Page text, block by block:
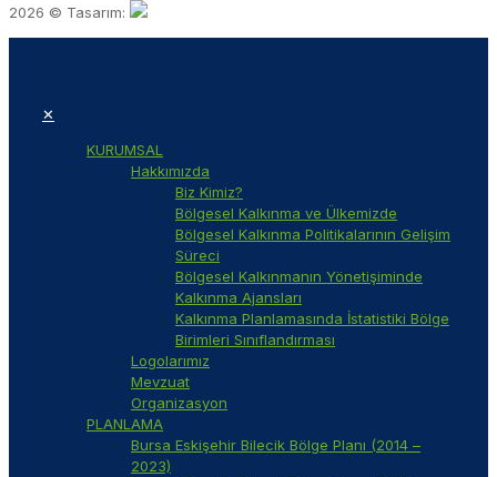
2026 © Tasarım:
✕
KURUMSAL
Hakkımızda
Biz Kimiz?
Bölgesel Kalkınma ve Ülkemizde
Bölgesel Kalkınma Politikalarının Gelişim
Süreci
Bölgesel Kalkınmanın Yönetişiminde
Kalkınma Ajansları
Kalkınma Planlamasında İstatistiki Bölge
Birimleri Sınıflandırması
Logolarımız
Mevzuat
Organizasyon
PLANLAMA
Bursa Eskişehir Bilecik Bölge Planı (2014 –
2023)